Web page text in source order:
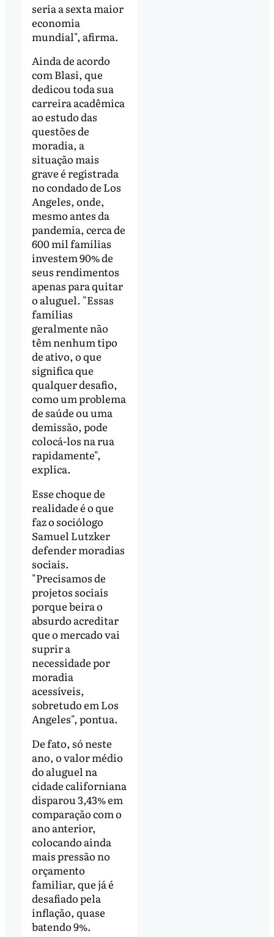
seria a sexta maior
economia
mundial", afirma.
Ainda de acordo
com Blasi, que
dedicou toda sua
carreira acadêmica
ao estudo das
questões de
moradia, a
situação mais
grave é registrada
no condado de Los
Angeles, onde,
mesmo antes da
pandemia, cerca de
600 mil famílias
investem 90% de
seus rendimentos
apenas para quitar
o aluguel. "Essas
famílias
geralmente não
têm nenhum tipo
de ativo, o que
significa que
qualquer desafio,
como um problema
de saúde ou uma
demissão, pode
colocá-los na rua
rapidamente",
explica.
Esse choque de
realidade é o que
faz o sociólogo
Samuel Lutzker
defender moradias
sociais.
"Precisamos de
projetos sociais
porque beira o
absurdo acreditar
que o mercado vai
suprir a
necessidade por
moradia
acessíveis,
sobretudo em Los
Angeles", pontua.
De fato, só neste
ano, o valor médio
do aluguel na
cidade californiana
disparou 3,43% em
comparação com o
ano anterior,
colocando ainda
mais pressão no
orçamento
familiar, que já é
desafiado pela
inflação, quase
batendo 9%.